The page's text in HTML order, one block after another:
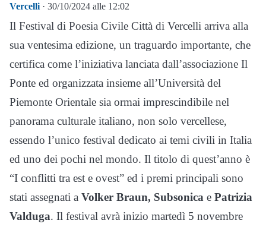
Vercelli · 30/10/2024 alle 12:02
Il Festival di Poesia Civile Città di Vercelli arriva alla
sua ventesima edizione, un traguardo importante, che
certifica come l’iniziativa lanciata dall’associazione Il
Ponte ed organizzata insieme all’Università del
Piemonte Orientale sia ormai imprescindibile nel
panorama culturale italiano, non solo vercellese,
essendo l’unico festival dedicato ai temi civili in Italia
ed uno dei pochi nel mondo. Il titolo di quest’anno è
“I conflitti tra est e ovest” ed i premi principali sono
stati assegnati a Volker Braun, Subsonica e Patrizia
Valduga. Il festival avrà inizio martedì 5 novembre